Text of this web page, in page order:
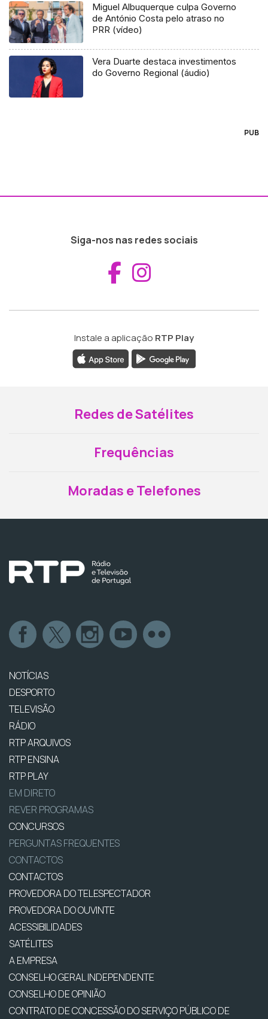
Miguel Albuquerque culpa Governo
de António Costa pelo atraso no
PRR (vídeo)
Vera Duarte destaca investimentos
do Governo Regional (áudio)
PUB
Siga-nos nas redes sociais
Aceder ao
Instale a aplicação RTP Play
Redes de Satélites
Frequências
Moradas e Telefones
NOTÍCIAS
DESPORTO
TELEVISÃO
RÁDIO
RTP ARQUIVOS
RTP ENSINA
RTP PLAY
EM DIRETO
REVER PROGRAMAS
CONCURSOS
PERGUNTAS FREQUENTES
CONTACTOS
CONTACTOS
PROVEDORA DO TELESPECTADOR
PROVEDORA DO OUVINTE
ACESSIBILIDADES
SATÉLITES
A EMPRESA
CONSELHO GERAL INDEPENDENTE
CONSELHO DE OPINIÃO
CONTRATO DE CONCESSÃO DO SERVIÇO PÚBLICO DE